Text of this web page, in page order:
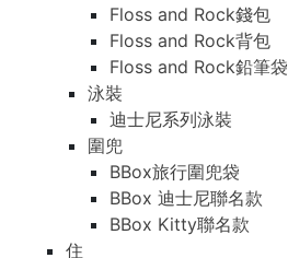
Floss and Rock錢包
Floss and Rock背包
Floss and Rock鉛筆袋
泳裝
迪士尼系列泳裝
圍兜
BBox旅行圍兜袋
BBox 迪士尼聯名款
BBox Kitty聯名款
住